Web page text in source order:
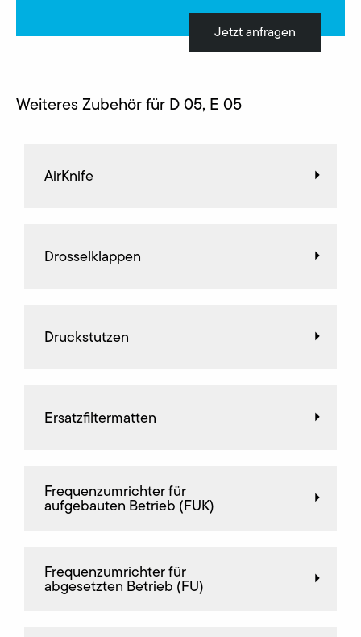
Jetzt anfragen
Weiteres Zubehör für D 05, E 05
AirKnife
Drosselklappen
Druckstutzen
Ersatzfiltermatten
Frequenz­umrichter für
aufgebauten Betrieb (FUK)
Frequenz­umrichter für
abgesetzten Betrieb (FU)